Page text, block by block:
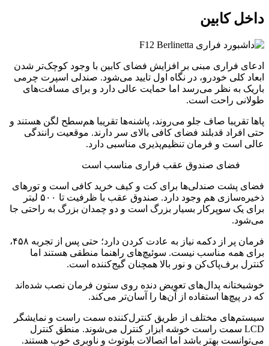
داخل کابین
ادعای فراری مبنی بر افزایش فضای کابین با وجود کوچک‌تر شدن
ابعاد کلی خودرو، در نگاه اول تایید می‌شود. صندلی اسپرت چرمی
باریک به نظر می‌رسد اما حمایت عالی دارد و برای مسافت‌های
طولانی راحت است.
پاها تقریبا صاف جلو می‌روند، پاشنه‌ها تقریبا هم‌سطح لگن هستند و
حتی افراد قدبلند فضای کافی بالای سر دارند. موقعیت رانندگی
عالی است و فرمان تنظیم‌پذیری مناسبی دارد.
فضای صندوق عقب فراری مناسب است
فضای پشت صندلی‌ها برای کت و کیف خرید کافی است و تورهای
ذخیره‌سازی هم وجود دارد. صندوق عقب با ظرفیت تا ۵۰۰ لیتر
برای یک سوپرکار بسیار بزرگ است و دو چمدان بزرگ به راحتی جا
می‌شود.
فرمان پر از دکمه نیاز به عادت کردن دارد؛ حتی پس از تجربه ۴۵۸،
برای همه مناسب نیست. سوئیچ‌های راهنما منطقی هستند اما
کنترل برف‌پاک‌کن و نور بالا همچنان گیج‌کننده است.
خوشبختانه پدال‌های تعویض دنده روی ستون فرمان نصب شده‌اند
که در پیچ‌ها استفاده از آن‌ها را آسان‌تر می‌کند.
سیستم‌های مختلف از طریق کنترل‌کننده سمت راست و نمایشگر
LCD سمت راست خوشه ابزار کنترل می‌شوند. منطق کنترل
می‌توانست بهتر باشد اما اتصالات بلوتوث و ناوبری خوب هستند.